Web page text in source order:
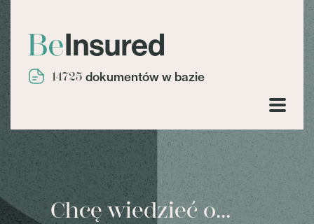
14725 dokumentów w bazie
Chcę wiedzieć o...